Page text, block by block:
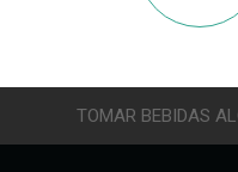
TOMAR BEBIDAS